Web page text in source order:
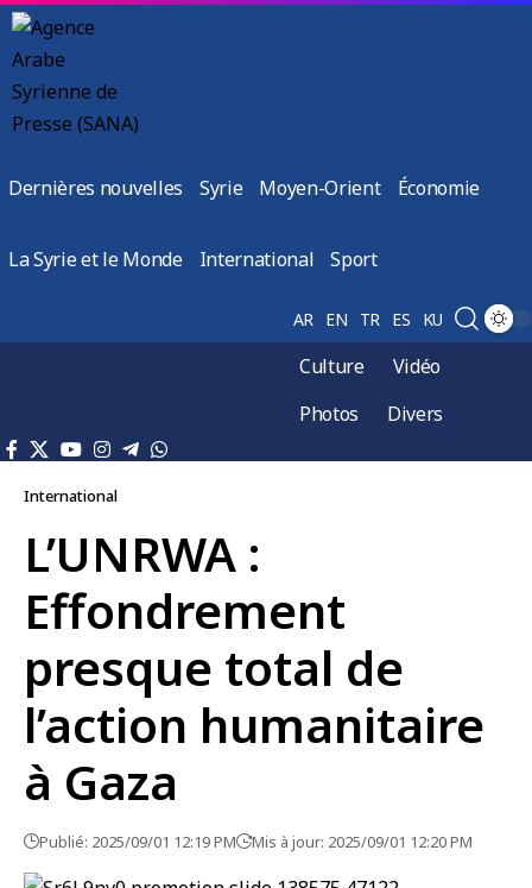
Dernières nouvelles Syrie Moyen-Orient Économie
La Syrie et le Monde International Sport
AR EN TR ES KU
Culture
Vidéo
Photos
Divers
International
L’UNRWA :
Effondrement
presque total de
l’action humanitaire
à Gaza
Publié: 2025/09/01 12:19 PM Mis à jour: 2025/09/01 12:20 PM